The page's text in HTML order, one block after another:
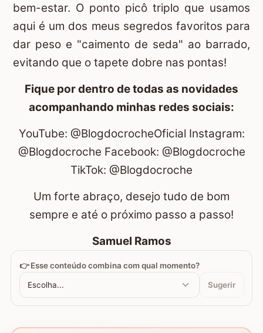
bem-estar. O ponto picô triplo que usamos
aqui é um dos meus segredos favoritos para
dar peso e "caimento de seda" ao barrado,
evitando que o tapete dobre nas pontas!
Fique por dentro de todas as novidades
acompanhando minhas redes sociais:
YouTube: @BlogdocrocheOficial Instagram:
@Blogdocroche Facebook: @Blogdocroche
TikTok: @Blogdocroche
Um forte abraço, desejo tudo de bom
sempre e até o próximo passo a passo!
Samuel Ramos
👉 Esse conteúdo combina com qual momento?
Escolha... Sugerir